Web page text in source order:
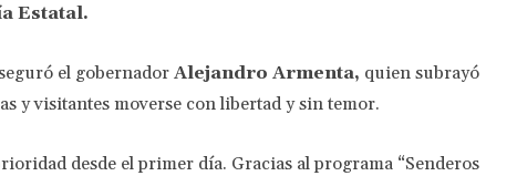
Estatal.
el gobernadorAlejandro Armenta, quien subrayó
y visitantes moverse con libertad y sin temor.
desde el primer día. Gracias al programa “Senderos